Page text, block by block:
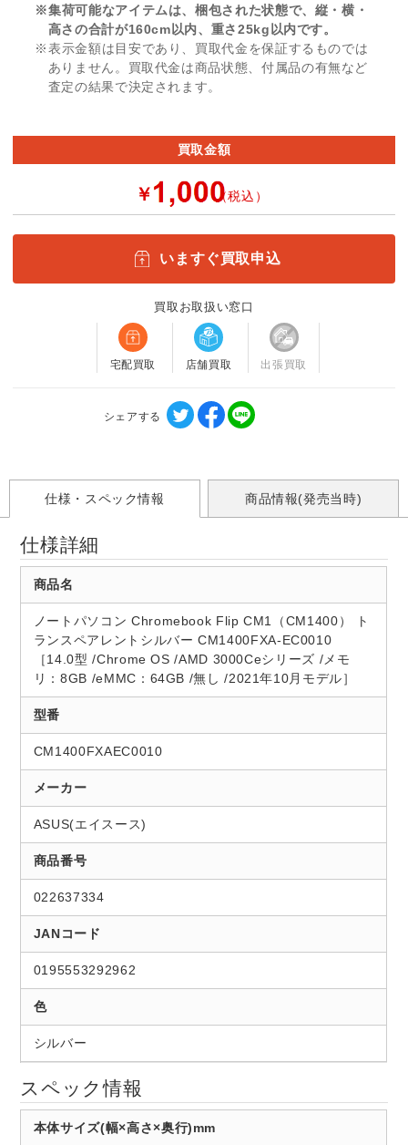
※集荷可能なアイテムは、梱包された状態で、縦・横・
高さの合計が160cm以内、重さ25kg以内です。
※表示金額は目安であり、買取代金を保証するものでは
ありません。買取代金は商品状態、付属品の有無など
査定の結果で決定されます。
買取金額
￥ （税込）
いますぐ買取申込
買取お取扱い窓口
宅配買取 店舗買取 出張買取
シェアする
仕様・スペック情報 商品情報(発売当時)
仕様詳細
商品名
ノートパソコン Chromebook Flip CM1（CM1400） ト
ランスペアレントシルバー CM1400FXA-EC0010
［14.0型 /Chrome OS /AMD 3000Ceシリーズ /メモ
リ：8GB /eMMC：64GB /無し /2021年10月モデル］
型番
CM1400FXAEC0010
メーカー
ASUS(エイスース)
商品番号
022637334
JANコード
0195553292962
色
シルバー
スペック情報
本体サイズ(幅×高さ×奥行)mm